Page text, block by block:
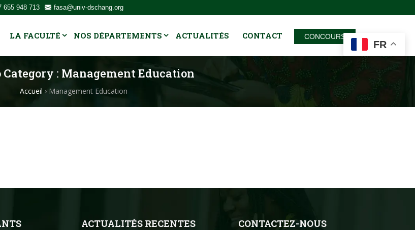
655 948 713 fasa@univ-dschang.org
LA FACULTÉ NOS DÉPARTEMENTS ACTUALITÉS CONTACT CONCOURS
: Management Education
Accueil › Management Education
ACTUALITÉS RECENTES CONTACTEZ-NOUS
FR